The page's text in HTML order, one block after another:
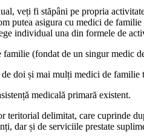
veți fi stăpâni pe propria
putea asigura cu medici de
individual una din formele de
(fondat de un singur medic
doi și mai mulți medici de familie
medicală primară existent.
delimitat, care cuprinde
dar și de serviciile prestate